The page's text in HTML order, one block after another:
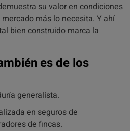
su valor en condiciones
más lo necesita. Y ahí
bien construido marca la
es de los
generalista.
en seguros de
de fincas.